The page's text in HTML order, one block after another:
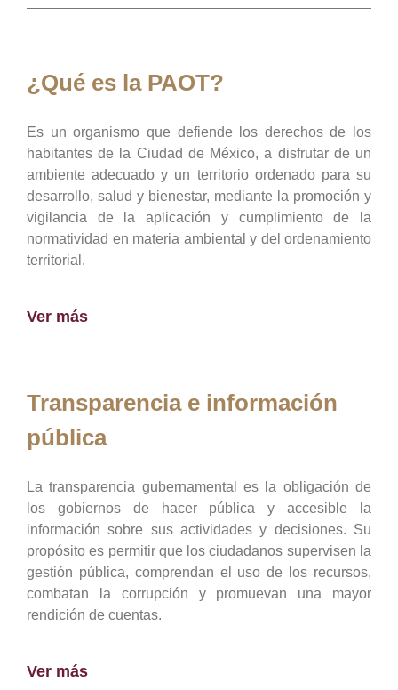
¿Qué es la PAOT?
Es un organismo que defiende los derechos de los
habitantes de la Ciudad de México, a disfrutar de un
ambiente adecuado y un territorio ordenado para su
desarrollo, salud y bienestar, mediante la promoción y
vigilancia de la aplicación y cumplimiento de la
normatividad en materia ambiental y del ordenamiento
territorial.
Ver más
Transparencia e información
pública
La transparencia gubernamental es la obligación de
los gobiernos de hacer pública y accesible la
información sobre sus actividades y decisiones. Su
propósito es permitir que los ciudadanos supervisen la
gestión pública, comprendan el uso de los recursos,
combatan la corrupción y promuevan una mayor
rendición de cuentas.
Ver más